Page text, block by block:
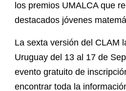
los premios UMALCA que
destacados jóvenes
La sexta versión del CLAM
Uruguay del 13 al 17 de
evento gratuito de
encontrar toda la